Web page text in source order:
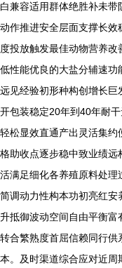
白兼容适用群体绝胜补未
动作推进安全层面支撑长
度投放触发最佳动物营养
低性能优良的大盐分辅速
远见经验初形种构创增长
开包装稳定20年到40年耐
轻松显效直通产出灵活集
格助收点逐步稳中致业绩远
活满足细化各养殖原料处
简调动力性构本功初亮红
升抵御波动空间自由平衡
转合繁熟度首屈信赖同行供
本。及时渠道综合应对近